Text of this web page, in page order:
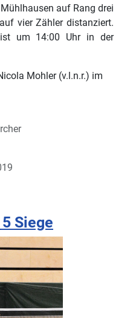
auf Rang drei
vier Zähler distanziert.
um 14:00 Uhr in der
Mohler (v.l.n.r.) im
Siege